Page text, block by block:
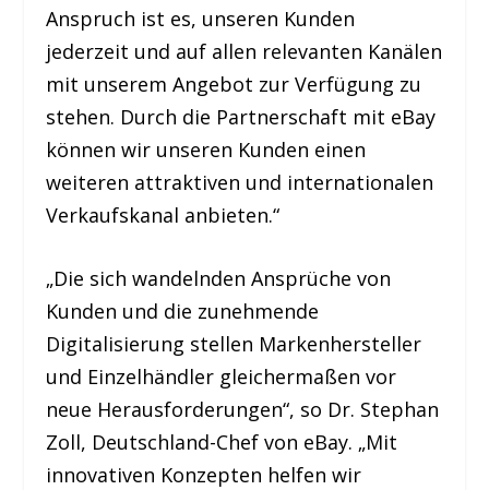
Anspruch ist es, unseren Kunden
jederzeit und auf allen relevanten Kanälen
mit unserem Angebot zur Verfügung zu
stehen. Durch die Partnerschaft mit eBay
können wir unseren Kunden einen
weiteren attraktiven und internationalen
Verkaufskanal anbieten.“
„Die sich wandelnden Ansprüche von
Kunden und die zunehmende
Digitalisierung stellen Markenhersteller
und Einzelhändler gleichermaßen vor
neue Herausforderungen“, so Dr. Stephan
Zoll, Deutschland-Chef von eBay. „Mit
innovativen Konzepten helfen wir